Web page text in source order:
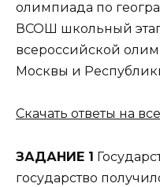
олимпиада по
ВСОШ школьный
всероссийской
Москвы и
Скачать ответы на
ЗАДАНИЕ 1
государство